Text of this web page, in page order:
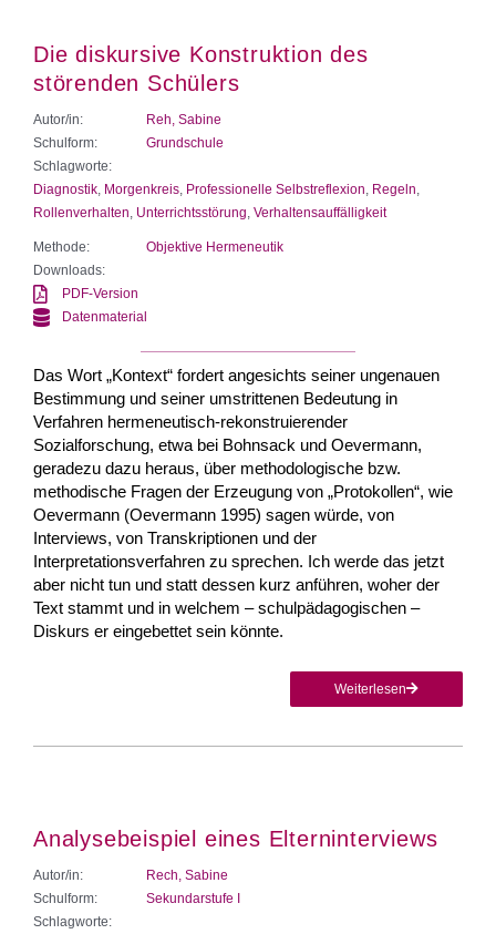
Die diskursive Konstruktion des
störenden Schülers
Autor/in:
Reh, Sabine
Schulform:
Grundschule
Schlagworte:
Diagnostik Morgenkreis Professionelle Selbstreflexion Regeln
Rollenverhalten Unterrichtsstörung Verhaltensauffälligkeit
Methode:
Objektive Hermeneutik
Downloads:
PDF-Version
Datenmaterial
Das Wort „Kontext“ fordert angesichts seiner ungenauen
Bestimmung und seiner umstrittenen Bedeutung in
Verfahren hermeneutisch-rekonstruierender
Sozialforschung, etwa bei Bohnsack und Oevermann,
geradezu dazu heraus, über methodologische bzw.
methodische Fragen der Erzeugung von „Protokollen“, wie
Oevermann (Oevermann 1995) sagen würde, von
Interviews, von Transkriptionen und der
Interpretationsverfahren zu sprechen. Ich werde das jetzt
aber nicht tun und statt dessen kurz anführen, woher der
Text stammt und in welchem – schulpädagogischen –
Diskurs er eingebettet sein könnte.
Weiterlesen
Analysebeispiel eines Elterninterviews
Autor/in:
Rech, Sabine
Schulform:
Sekundarstufe I
Schlagworte: